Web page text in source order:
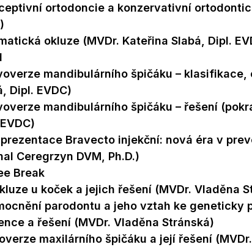
ortodoncie a konzervativní
okluze (MVDr. Kateřina Slabá, Dipl.
mandibulárního špičáku –
Dipl. EVDC)
mandibulárního špičáku – řešení
prezentace Bravecto injekční: nová éra v
Ceregrzyn DVM, Ph.D.)
Break
u koček a jejich řešení (MVDr. Vladěna
parodontu a jeho vztah ke geneticky
a řešení (MVDr. Vladěna Stránská)
maxilárního špičáku a její řešení